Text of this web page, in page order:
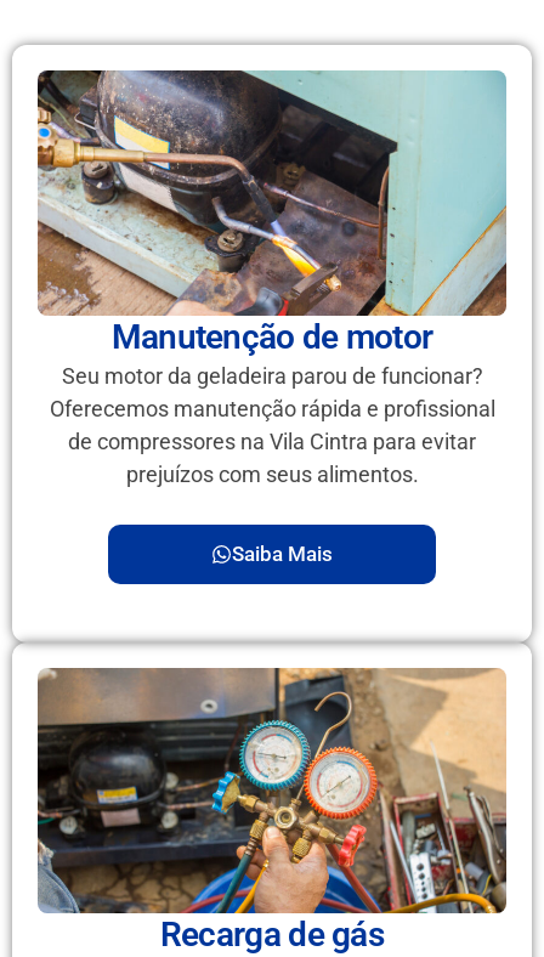
Manutenção de motor
Seu motor da geladeira parou de funcionar?
Oferecemos manutenção rápida e profissional
de compressores na Vila Cintra para evitar
prejuízos com seus alimentos.
Saiba Mais
Recarga de gás